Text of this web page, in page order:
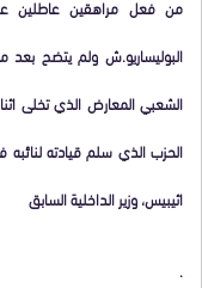
من فعل مراهقين عاطلين
البوليساريو.ش ولم يتضح بعد
الشعبي المعارض الذي تخلى
الحزب الذي سلم قيادته لنائبه
اثيبيس، وزير الداخلية السابق
.